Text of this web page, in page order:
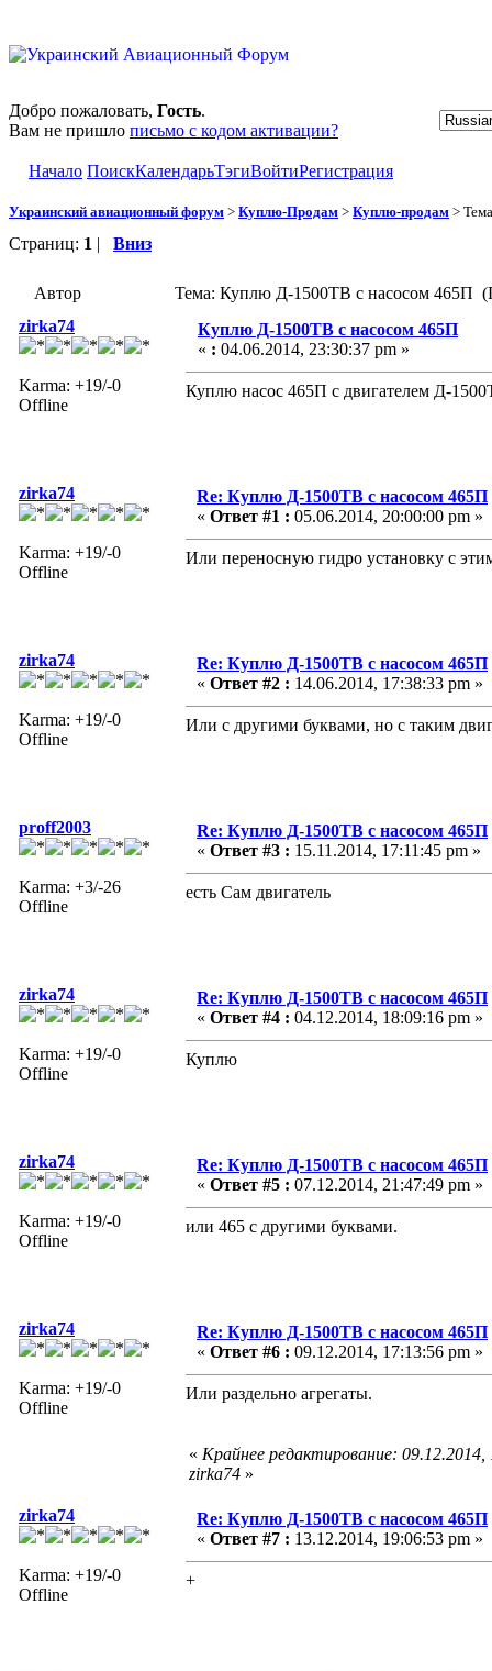
Добро пожаловать, Гость.
Вам не пришло письмо с кодом активации?
Начало ПоискКалендарьТэгиВойтиРегистрация
Украинский авиационный форум > Куплю-Продам > Куплю-продам >
Страниц: 1 | Вниз
Автор
Тема: Куплю Д-1500ТВ с насосом 465П
zirka74
Karma: +19/-0
Offline
Куплю Д-1500ТВ с насосом 465П
« : 04.06.2014, 23:30:37 pm »
Куплю насос 465П с двигателем Д-
zirka74
Karma: +19/-0
Offline
Re: Куплю Д-1500ТВ с насосом 465П
« Ответ #1 : 05.06.2014, 20:00:00 pm »
Или переносную гидро установку с
zirka74
Karma: +19/-0
Offline
Re: Куплю Д-1500ТВ с насосом 465П
« Ответ #2 : 14.06.2014, 17:38:33 pm »
Или с другими буквами, но с таким
proff2003
Karma: +3/-26
Offline
Re: Куплю Д-1500ТВ с насосом 465П
« Ответ #3 : 15.11.2014, 17:11:45 pm »
есть Сам двигатель
zirka74
Karma: +19/-0
Offline
Re: Куплю Д-1500ТВ с насосом 465П
« Ответ #4 : 04.12.2014, 18:09:16 pm »
Куплю
zirka74
Karma: +19/-0
Offline
Re: Куплю Д-1500ТВ с насосом 465П
« Ответ #5 : 07.12.2014, 21:47:49 pm »
или 465 с другими буквами.
zirka74
Karma: +19/-0
Offline
Re: Куплю Д-1500ТВ с насосом 465П
« Ответ #6 : 09.12.2014, 17:13:56 pm »
Или раздельно агрегаты.
« Крайнее редактирование:
zirka74 »
zirka74
Karma: +19/-0
Offline
Re: Куплю Д-1500ТВ с насосом 465П
« Ответ #7 : 13.12.2014, 19:06:53 pm »
+